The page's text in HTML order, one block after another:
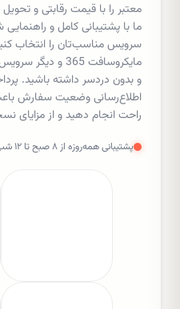
معتبر را با قیمت رقابتی و
ما با پشتیبانی کامل و
سرویس مناسب‌تان را انتخاب
مایکروسافت 365
و بدون دردسر داشته باشید.
اطلاع‌رسانی وضعیت سفارش
راحت انجام دهید و از مزایای
پشتیبانی همه‌روزه از ۸ صبح تا ۱۲ شب